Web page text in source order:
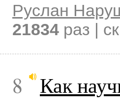
Руслан
21834 раз |
8 Как